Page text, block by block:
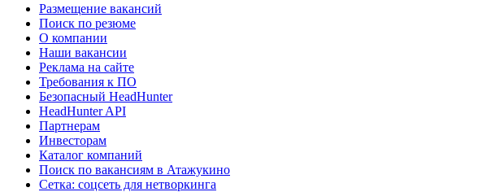
Размещение вакансий
Поиск по резюме
О компании
Наши вакансии
Реклама на сайте
Требования к ПО
Безопасный HeadHunter
HeadHunter API
Партнерам
Инвесторам
Каталог компаний
Поиск по вакансиям в Атажукино
Сетка: соцсеть для нетворкинга